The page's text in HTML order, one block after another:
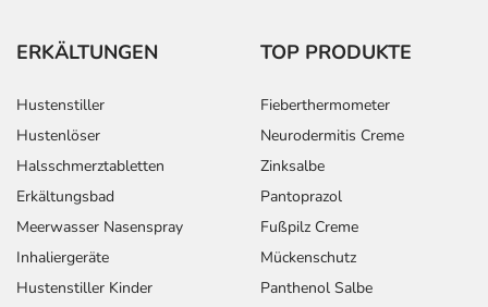
ERKÄLTUNGEN
Hustenstiller
Hustenlöser
Halsschmerztabletten
Erkältungsbad
Meerwasser Nasenspray
Inhaliergeräte
Hustenstiller Kinder
TOP PRODUKTE
Fieberthermometer
Neurodermitis Creme
Zinksalbe
Pantoprazol
Fußpilz Creme
Mückenschutz
Panthenol Salbe